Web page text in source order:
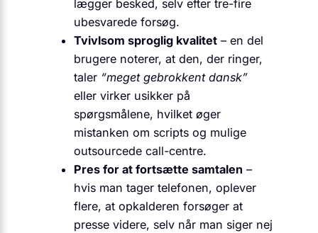
lægger besked, selv efter tre-fire
ubesvarede forsøg.
Tvivlsom sproglig kvalitet – en del
brugere noterer, at den, der ringer,
taler “meget gebrokkent dansk”
eller virker usikker på
spørgsmålene, hvilket øger
mistanken om scripts og mulige
outsourcede call-centre.
Pres for at fortsætte samtalen –
hvis man tager telefonen, oplever
flere, at opkalderen forsøger at
presse videre, selv når man siger nej